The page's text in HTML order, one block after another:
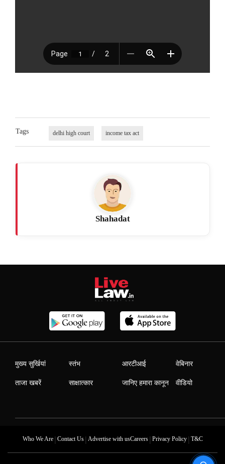
Tags delhi high court income tax act
Shahadat
मुख्य सुर्खियां
ताजा खबरें
स्तंभ
साक्षात्कार
आरटीआई
जानिए हमारा कानून
वेबिनार
वीडियो
Who We Are| Contact Us| Advertise with usCareers| Privacy Policy| T&C